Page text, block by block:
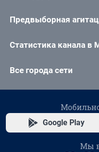
Предвыборная
Статистика канала в
Все города сети
Google Play
Мы в